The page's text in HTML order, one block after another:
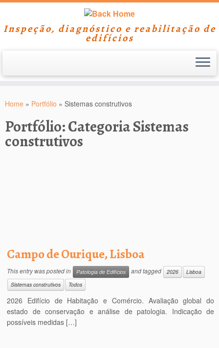
Inspeção, diagnóstico e reabilitação de
edifícios
Home » Portfólio » Sistemas construtivos
Portfólio: CategoriaSistemas
construtivos
Campo de Ourique, Lisboa
This entry was posted in Patologia de Edifícios and tagged 2026
Lisboa
Sistemas construtivos
Todos
2026 Edifício de Habitação e Comércio. Avaliação global do
estado de conservação e análise de patologia. Indicação de
possíveis medidas […]